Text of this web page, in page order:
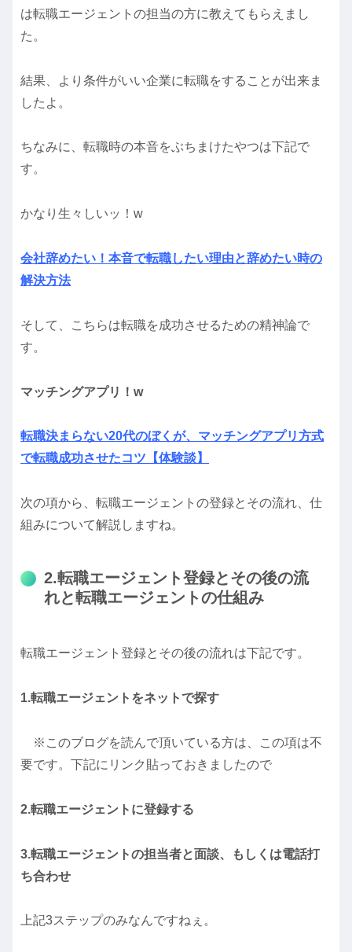
は転職エージェントの担当の方に教えてもらえまし
た。
結果、より条件がいい企業に転職をすることが出来ま
したよ。
ちなみに、転職時の本音をぶちまけたやつは下記で
す。
かなり生々しいッ！w
会社辞めたい！本音で転職したい理由と辞めたい時の
解決方法
そして、こちらは転職を成功させるための精神論で
す。
マッチングアプリ！w
転職決まらない20代のぼくが、マッチングアプリ方式
で転職成功させたコツ【体験談】
次の項から、転職エージェントの登録とその流れ、仕
組みについて解説しますね。
2.転職エージェント登録とその後の流
れと転職エージェントの仕組み
転職エージェント登録とその後の流れは下記です。
1.転職エージェントをネットで探す
※このブログを読んで頂いている方は、この項は不
要です。下記にリンク貼っておきましたので
2.転職エージェントに登録する
3.転職エージェントの担当者と面談、もしくは電話打
ち合わせ
上記3ステップのみなんですねぇ。